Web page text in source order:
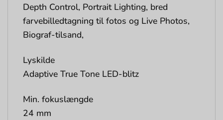
Depth Control, Portrait Lighting, bred
farvebilledtagning til fotos og Live Photos,
Biograf-tilsand,
Lyskilde
Adaptive True Tone LED-blitz
Min. fokuslængde
24 mm